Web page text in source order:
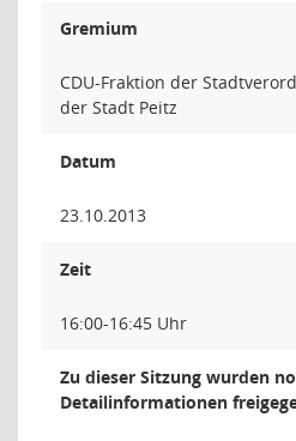
Gremium
CDU-Fraktion der
der Stadt Peitz
Datum
23.10.2013
Zeit
16:00-16:45 Uhr
Zu dieser Sitzung wurden
Detailinformationen